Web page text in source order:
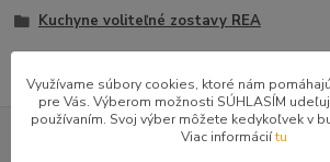
Kuchyne voliteľné zostavy REA
GOOGLE RECENZIE
Využívame súbory cookies, ktoré nám
pre Vás. Výberom možnosti SÚHLASÍM
používaním. Svoj výber môžete kedykoľvek v
Viac informáciítu